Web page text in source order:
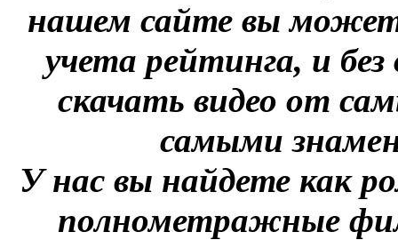
нашем сайте вы
учета рейтинга, и
скачать видео от
самыми
У нас вы найдете как
полнометражные